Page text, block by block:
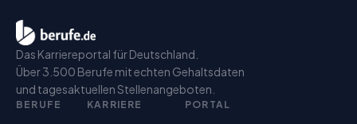
Das Karriereportal für Deutschland.
Über 3.500 Berufe mit echten Gehaltsdaten
und tagesaktuellen Stellenangeboten.
BERUFE KARRIERE PORTAL